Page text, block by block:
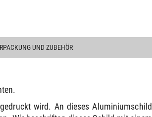
UND ZUBEHÖR
wird. An dieses Aluminiumschild